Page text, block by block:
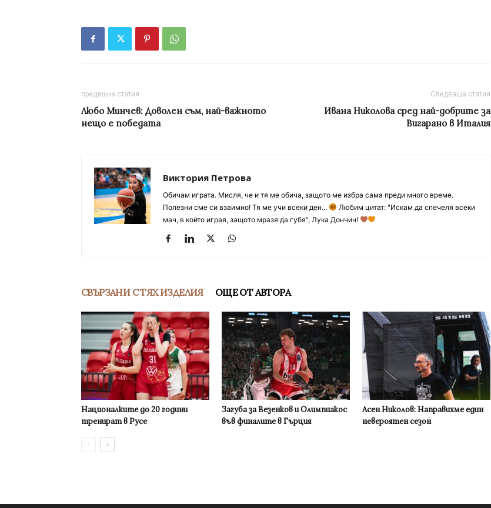
предишна статия
Любо Минчев: Доволен съм, най-важното
нещо е победата
Следваща статия
Ивана Николова сред най-добрите за
Вигарано в Италия
Виктория Петрова
Обичам играта. Мисля, че и тя ме обича, защото ме избра сама преди много време.
Полезни сме си взаимно! Тя ме учи всеки ден...
Любим цитат: "Искам да спечеля всеки
мач, в който играя, защото мразя да губя", Лука Дончич!
СВЪРЗАНИ С ТЯХ ИЗДЕЛИЯ ОЩЕ ОТ АВТОРА
Националките до 20 години
тренират в Русе
Загуба за Везенков и Олимпиакос
във финалите в Гърция
Асен Николов: Направихме един
невероятен сезон